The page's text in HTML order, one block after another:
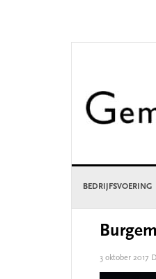
BEDRIJFSVOERING
3 oktober 2017